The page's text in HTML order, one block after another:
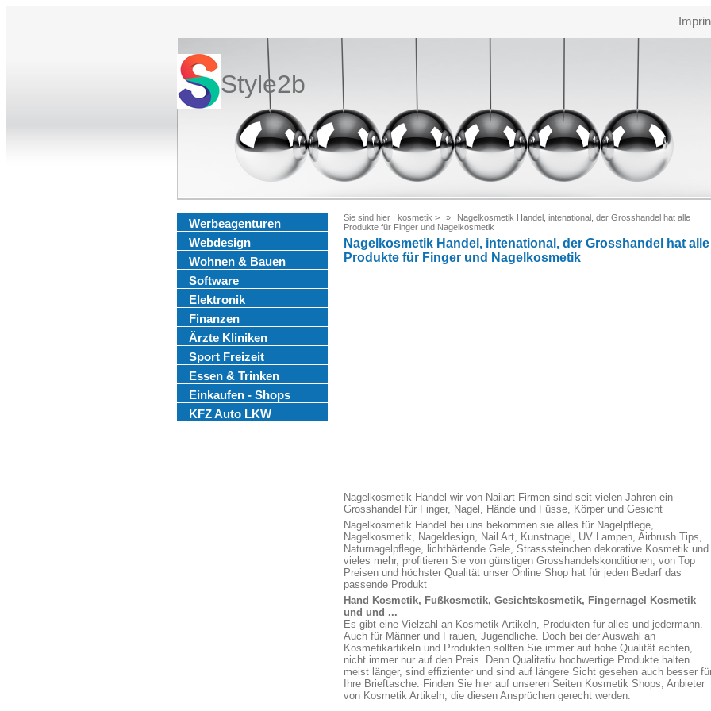
Style2b
Werbeagenturen
Webdesign
Wohnen & Bauen
Software
Elektronik
Finanzen
Ärzte Kliniken
Sport Freizeit
Essen & Trinken
Einkaufen - Shops
KFZ Auto LKW
Sie sind hier : kosmetik >
Nagelkosmetik Handel, intenational, der Grosshandel hat alle
Produkte für Finger und Nagelkosmetik
Nagelkosmetik Handel, intenational, der Grosshandel hat alle
Produkte für Finger und Nagelkosmetik
Nagelkosmetik Handel wir von Nailart Firmen sind seit vielen Jahren ein
Grosshandel für Finger, Nagel, Hände und Füsse, Körper und Gesicht
Nagelkosmetik Handel bei uns bekommen sie alles für Nagelpflege,
Nagelkosmetik, Nageldesign, Nail Art, Kunstnagel, UV Lampen, Airbrush Tips,
Naturnagelpflege, lichthärtende Gele, Strasssteinchen dekorative Kosmetik und
vieles mehr, profitieren Sie von günstigen Grosshandelskonditionen, von Top
Preisen und höchster Qualität unser Online Shop hat für jeden Bedarf das
passende Produkt
Hand Kosmetik, Fußkosmetik, Gesichtskosmetik, Fingernagel Kosmetik
und und ...
Es gibt eine Vielzahl an Kosmetik Artikeln, Produkten für alles und jedermann.
Auch für Männer und Frauen, Jugendliche. Doch bei der Auswahl an
Kosmetikartikeln und Produkten sollten Sie immer auf hohe Qualität achten,
nicht immer nur auf den Preis. Denn Qualitativ hochwertige Produkte halten
meist länger, sind effizienter und sind auf längere Sicht gesehen auch besser
Ihre Brieftasche. Finden Sie hier auf unseren Seiten Kosmetik Shops, Anbieter
von Kosmetik Artikeln, die diesen Ansprüchen gerecht werden.